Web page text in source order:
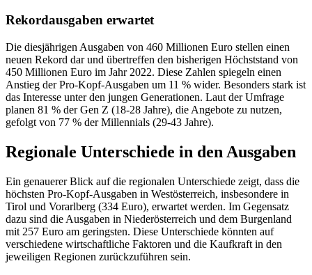
Rekordausgaben erwartet
Die diesjährigen Ausgaben von 460 Millionen Euro stellen einen
neuen Rekord dar und übertreffen den bisherigen Höchststand von
450 Millionen Euro im Jahr 2022. Diese Zahlen spiegeln einen
Anstieg der Pro-Kopf-Ausgaben um 11 % wider. Besonders stark ist
das Interesse unter den jungen Generationen. Laut der Umfrage
planen 81 % der Gen Z (18-28 Jahre), die Angebote zu nutzen,
gefolgt von 77 % der Millennials (29-43 Jahre).
Regionale Unterschiede in den Ausgaben
Ein genauerer Blick auf die regionalen Unterschiede zeigt, dass die
höchsten Pro-Kopf-Ausgaben in Westösterreich, insbesondere in
Tirol und Vorarlberg (334 Euro), erwartet werden. Im Gegensatz
dazu sind die Ausgaben in Niederösterreich und dem Burgenland
mit 257 Euro am geringsten. Diese Unterschiede könnten auf
verschiedene wirtschaftliche Faktoren und die Kaufkraft in den
jeweiligen Regionen zurückzuführen sein.